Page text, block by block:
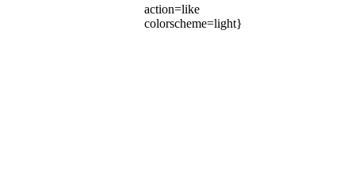
action=like
colorscheme=light}